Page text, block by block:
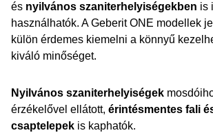
és nyilvános szaniterhelyiségekben is
használhatók. A Geberit ONE modellek
külön érdemes kiemelni a könnyű
kiváló minőséget.
Nyilvános szaniterhelyiségek
érzékelővel ellátott, érintésmentes fali
csaptelepek is kaphatók.